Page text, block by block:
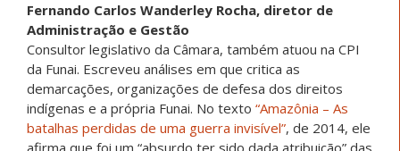
Fernando Carlos Wanderley Rocha, diretor de
Administração e Gestão
Consultor legislativo da Câmara, também atuou na CPI
da Funai. Escreveu análises em que critica as
demarcações, organizações de defesa dos direitos
indígenas e a própria Funai. No texto “Amazônia – As
batalhas perdidas de uma guerra invisível”, de 2014, ele